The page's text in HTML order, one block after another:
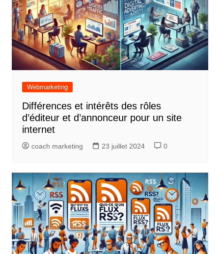
Webmarketing
Différences et intérêts des rôles
d’éditeur et d’annonceur pour un site
internet
coach marketing 23 juillet 2024 0